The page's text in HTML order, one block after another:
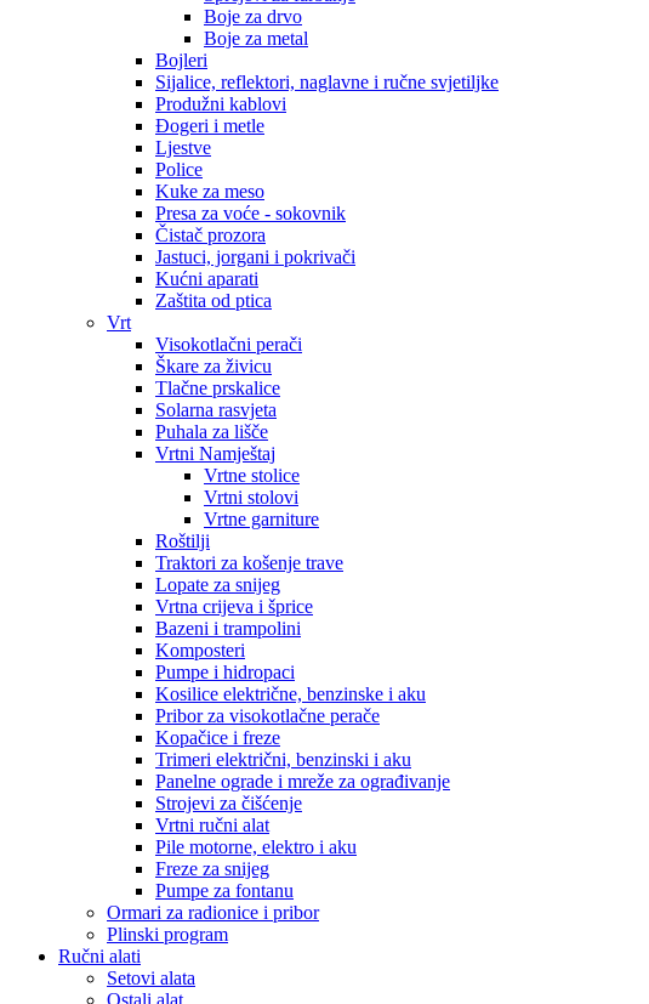
Boje za drvo
Boje za metal
Bojleri
Sijalice, reflektori, naglavne i ručne svjetiljke
Produžni kablovi
Đogeri i metle
Ljestve
Police
Kuke za meso
Presa za voće - sokovnik
Čistač prozora
Jastuci, jorgani i pokrivači
Kućni aparati
Zaštita od ptica
Vrt
Visokotlačni perači
Škare za živicu
Tlačne prskalice
Solarna rasvjeta
Puhala za lišče
Vrtni Namještaj
Vrtne stolice
Vrtni stolovi
Vrtne garniture
Roštilji
Traktori za košenje trave
Lopate za snijeg
Vrtna crijeva i šprice
Bazeni i trampolini
Komposteri
Pumpe i hidropaci
Kosilice električne, benzinske i aku
Pribor za visokotlačne perače
Kopačice i freze
Trimeri električni, benzinski i aku
Panelne ograde i mreže za ograđivanje
Strojevi za čišćenje
Vrtni ručni alat
Pile motorne, elektro i aku
Freze za snijeg
Pumpe za fontanu
Ormari za radionice i pribor
Plinski program
Ručni alati
Setovi alata